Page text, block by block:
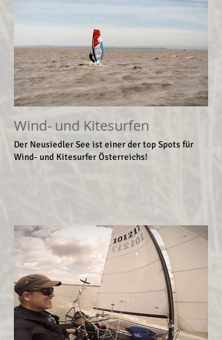
Wind- und Kitesurfen
Der Neusiedler See ist einer der top Spots für
Wind- und Kitesurfer Österreichs!